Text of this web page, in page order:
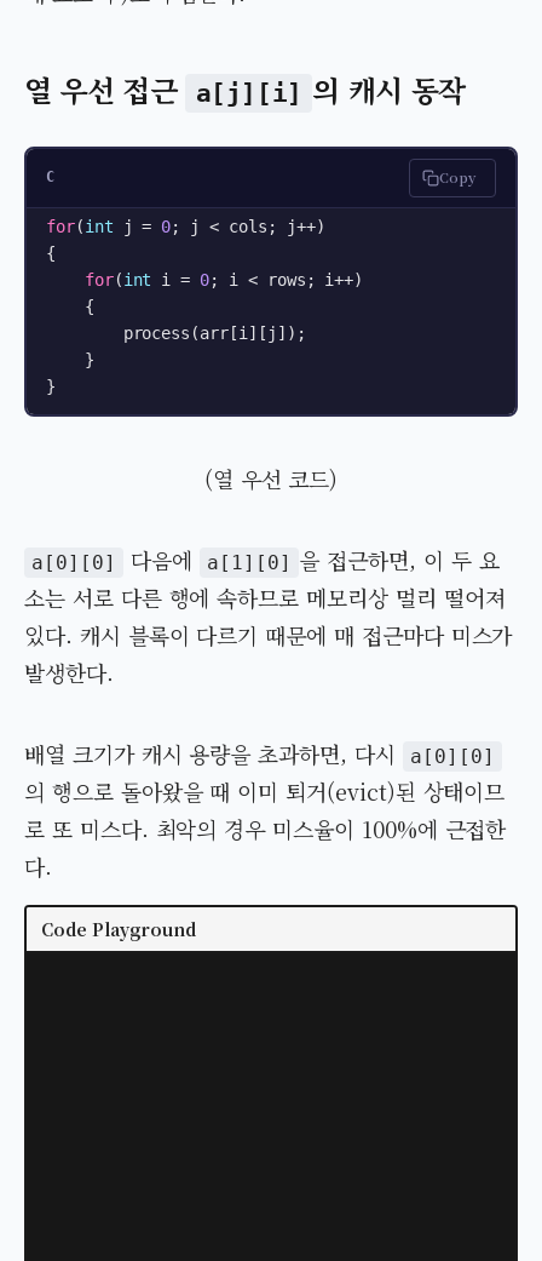
열 우선 접근 a[j][i] 의 캐시 동작
C Copy
for(int j = 0; j < cols; j++)
{
for(int i = 0; i < rows; i++)
    {
        process(arr[i][j]);
    }
}
(열 우선 코드)
a[0][0] 다음에 a[1][0] 을 접근하면, 이 두 요
소는 서로 다른 행에 속하므로 메모리상 멀리 떨어져
있다. 캐시 블록이 다르기 때문에 매 접근마다 미스가
발생한다.
배열 크기가 캐시 용량을 초과하면, 다시 a[0][0]
의 행으로 돌아왔을 때 이미 퇴거(evict)된 상태이므
로 또 미스다. 최악의 경우 미스율이 100%에 근접한
다.
Code Playground